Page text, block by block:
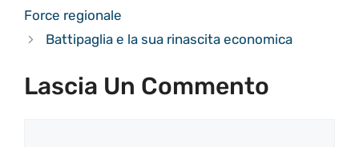
Force regionale
Battipaglia e la sua rinascita economica
Lascia Un Commento